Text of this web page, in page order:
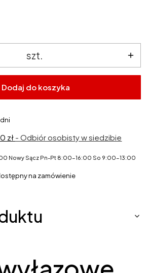
szt.
Dodaj do koszyka
zł - Odbiór osobisty w siedzibie
Nowy Sącz Pn-Pt 8:00-16:00 So 9:00-13:00
na zamówienie